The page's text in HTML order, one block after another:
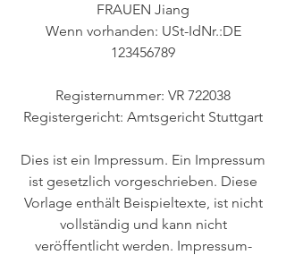
FRAUEN Jiang
Wenn vorhanden: USt-IdNr.:DE
123456789
Registernummer: VR 722038
Registergericht: Amtsgericht Stuttgart
Dies ist ein Impressum. Ein Impressum
ist gesetzlich vorgeschrieben. Diese
Vorlage enthält Beispieltexte, ist nicht
vollständig und kann nicht
veröffentlicht werden. Impressum-